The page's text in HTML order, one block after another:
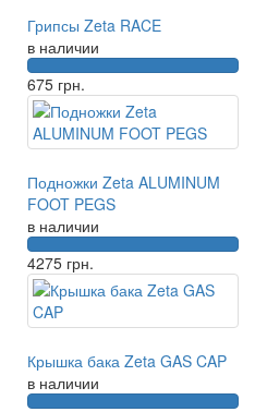
Грипсы Zeta RACE
в наличии
675 грн.
Подножки Zeta ALUMINUM
FOOT PEGS
в наличии
4275 грн.
Крышка бака Zeta GAS CAP
в наличии